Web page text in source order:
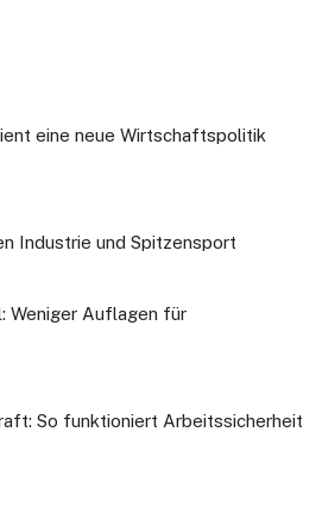
eine neue Wirtschaftspolitik
Industrie und Spitzensport
Weniger Auflagen für
So funktioniert Arbeitssicherheit